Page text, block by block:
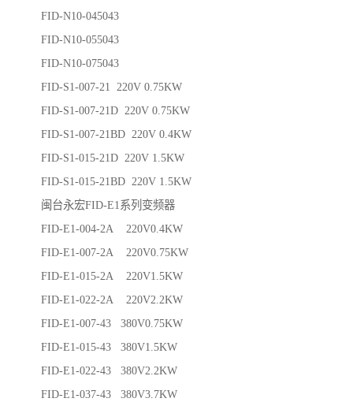
FID-N10-045043
FID-N10-055043
FID-N10-075043
FID-S1-007-21 220V 0.75KW
FID-S1-007-21D 220V 0.75KW
FID-S1-007-21BD 220V 0.4KW
FID-S1-015-21D 220V 1.5KW
FID-S1-015-21BD 220V 1.5KW
闽台永宏FID-E1系列变频器
FID-E1-004-2A 220V0.4KW
FID-E1-007-2A 220V0.75KW
FID-E1-015-2A 220V1.5KW
FID-E1-022-2A 220V2.2KW
FID-E1-007-43 380V0.75KW
FID-E1-015-43 380V1.5KW
FID-E1-022-43 380V2.2KW
FID-E1-037-43 380V3.7KW